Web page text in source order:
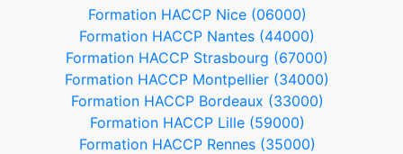
Formation HACCP Nice (06000)
Formation HACCP Nantes (44000)
Formation HACCP Strasbourg (67000)
Formation HACCP Montpellier (34000)
Formation HACCP Bordeaux (33000)
Formation HACCP Lille (59000)
Formation HACCP Rennes (35000)